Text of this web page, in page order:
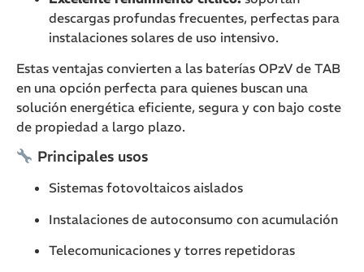
descargas profundas frecuentes, perfectas para
instalaciones solares de uso intensivo.
Estas ventajas convierten a las baterías OPzV de TAB
en una opción perfecta para quienes buscan una
solución energética eficiente, segura y con bajo coste
de propiedad a largo plazo.
Principales usos
Sistemas fotovoltaicos aislados
Instalaciones de autoconsumo con acumulación
Telecomunicaciones y torres repetidoras